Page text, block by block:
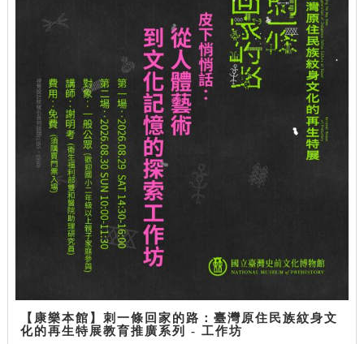
【康樂本館】刺一條回家的路：臺灣原住民族紋身文
化的再生特展教育推廣系列 - 工作坊